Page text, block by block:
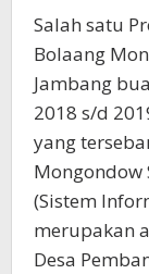
Salah satu
Bolaang
Jambang
2018 s/d
yang
Mongondow
(Sistem
merupakan
Desa